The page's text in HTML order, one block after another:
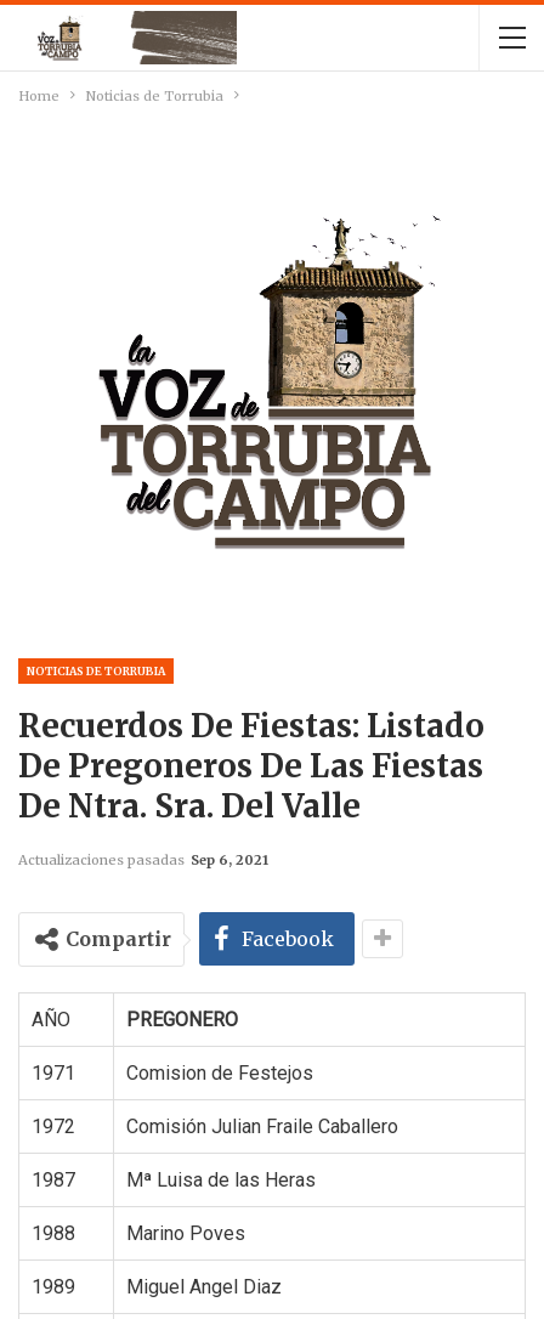
Home Noticias de Torrubia
NOTICIAS DE TORRUBIA
Recuerdos De Fiestas: Listado
De Pregoneros De Las Fiestas
De Ntra. Sra. Del Valle
Actualizaciones pasadas Sep 6, 2021
Compartir Facebook
AÑO PREGONERO
1971 Comision de Festejos
1972 Comisión Julian Fraile Caballero
1987 Mª Luisa de las Heras
1988 Marino Poves
1989 Miguel Angel Diaz